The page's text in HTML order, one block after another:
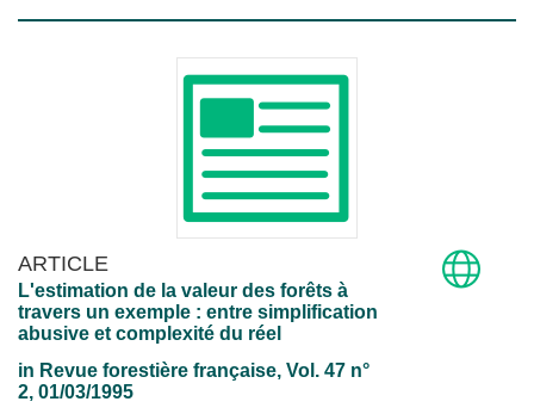
ARTICLE
L'estimation de la valeur des forêts à
travers un exemple : entre simplification
abusive et complexité du réel
in Revue forestière française, Vol. 47 n°
2, 01/03/1995